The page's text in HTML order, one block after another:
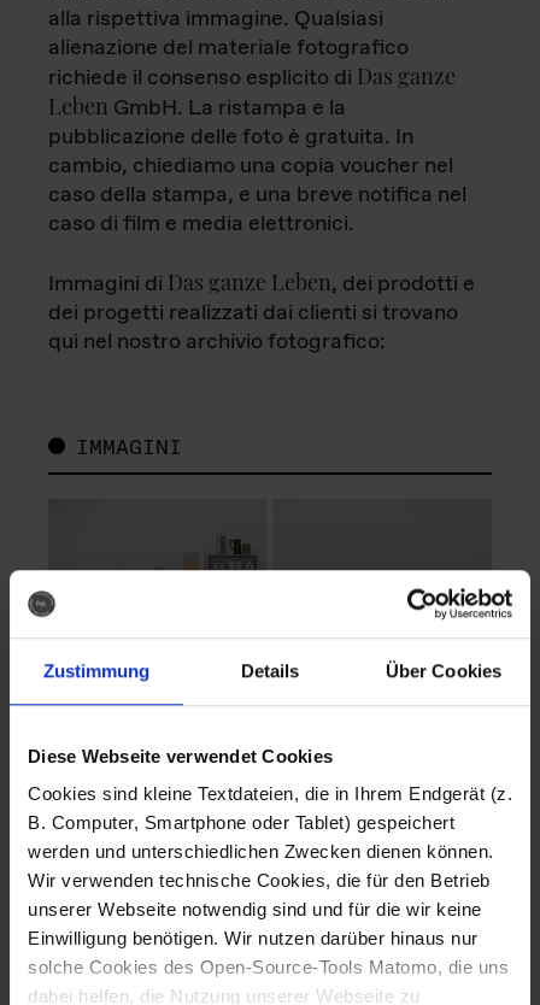
Zustimmung Details Über Cookies
Diese Webseite verwendet Cookies
Cookies sind kleine Textdateien, die in Ihrem Endgerät (z.
B. Computer, Smartphone oder Tablet) gespeichert
werden und unterschiedlichen Zwecken dienen können.
Wir verwenden technische Cookies, die für den Betrieb
unserer Webseite notwendig sind und für die wir keine
Einwilligung benötigen. Wir nutzen darüber hinaus nur
solche Cookies des Open-Source-Tools Matomo, die uns
dabei helfen, die Nutzung unserer Webseite zu
alla rispettiva immagine. Qualsiasi
alienazione del materiale fotografico
richiede il consenso esplicito di Das ganze
Leben GmbH. La ristampa e la
pubblicazione delle foto è gratuita. In
cambio, chiediamo una copia voucher nel
caso della stampa, e una breve notifica nel
caso di film e media elettronici.
Immagini di Das ganze Leben, dei prodotti e
dei progetti realizzati dai clienti si trovano
qui nel nostro archivio fotografico:
IMMAGINI
Fotografo: Lorenz
Sternbach
Download
Fotografo: Lorenz
Sternbach
Download